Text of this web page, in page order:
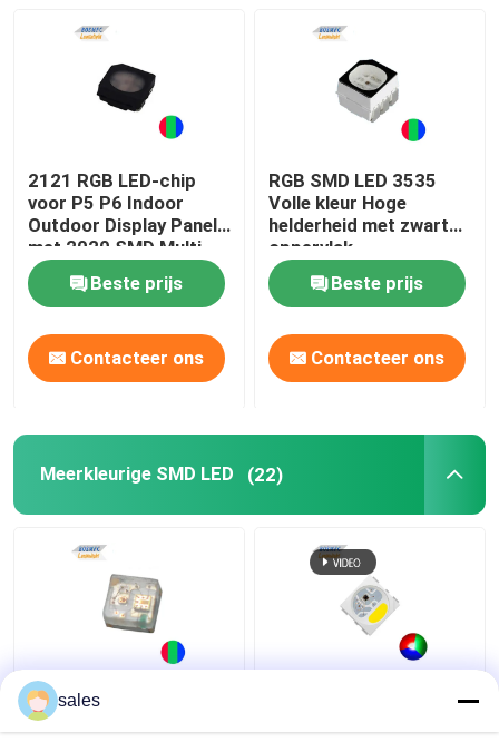
2121 RGB LED-chip
voor P5 P6 Indoor
Outdoor Display Panel
met 2020 SMD Multi
Color LED
Beste prijs
Contacteer ons
RGB SMD LED 3535
Volle kleur Hoge
helderheid met zwart
oppervlak
Beste prijs
Contacteer ons
Meerkleurige SMD LED (22)
RGB LED Chip Mini
Adreserbare IC
sales